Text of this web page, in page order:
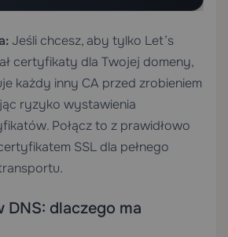
Jeśli chcesz, aby tylko Let’s
certyfikaty dla Twojej domeny,
każdy inny CA przed zrobieniem
ryzyko wystawienia
Połącz to z prawidłowo
SSL dla pełnego
dlaczego ma